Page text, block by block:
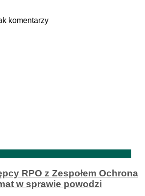
komentarzy
RPO z Zespołem Ochrona
w sprawie powodzi